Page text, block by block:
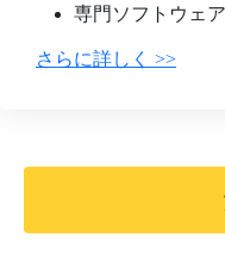
専門ソフトウェ
さらに詳しく >>